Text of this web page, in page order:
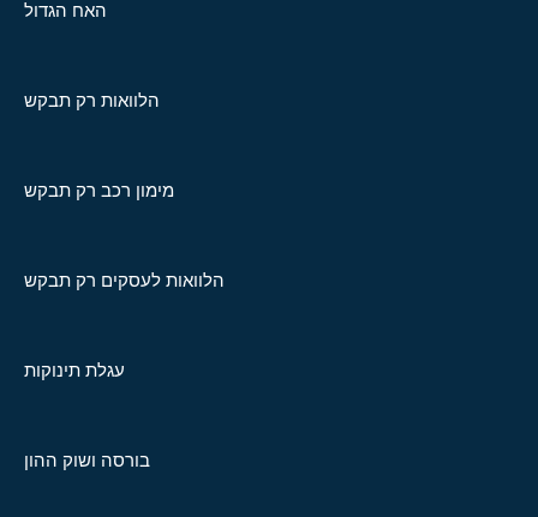
האח הגדול
הלוואות רק תבקש
מימון רכב רק תבקש
הלוואות לעסקים רק תבקש
עגלת תינוקות
בורסה ושוק ההון